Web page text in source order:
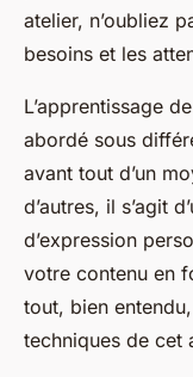
atelier, n’oubliez
besoins et les
L’apprentissage
abordé sous
avant tout d’un
d’autres, il s’agit
d’expression
votre contenu en
tout, bien
techniques de cet